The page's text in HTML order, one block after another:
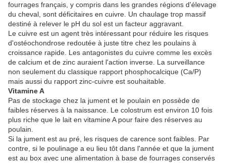
fourrages français, y compris dans les grandes régions d'élevage
du cheval, sont déficitaires en cuivre. Un chaulage trop massif
destiné à relever le pH du sol est un facteur aggravant.
Le cuivre est un agent très intéressant pour réduire les risques
d'ostéochondrose redoutée à juste titre chez les poulains à
croissance rapide. Les antagonistes du cuivre comme les excès
de calcium et de zinc auraient l'action inverse. La surveillance
non seulement du classique rapport phosphocalcique (Ca/P)
mais aussi du rapport zinc-cuivre est souhaitable.
Vitamine A
Pas de stockage chez la jument et le poulain en possède de
faibles réserves à la naissance. Le colostrum est environ 10 fois
plus riche que le lait en vitamine A pour faire des réserves au
poulain.
Si la jument est au pré, les risques de carence sont faibles. Par
contre, si le poulinage a eu lieu tôt dans l'année et que la jument
est au box avec une alimentation à base de fourrages conservés